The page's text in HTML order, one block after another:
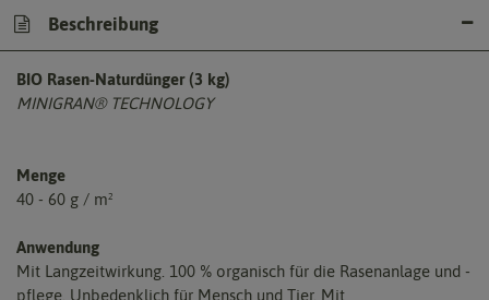
Beschreibung
BIO Rasen-Naturdünger (3 kg)
MINIGRAN® TECHNOLOGY
Menge
40 - 60 g / m²
Anwendung
Mit Langzeitwirkung. 100 % organisch für die Rasenanlage und -
pflege. Unbedenklich für Mensch und Tier. Mit